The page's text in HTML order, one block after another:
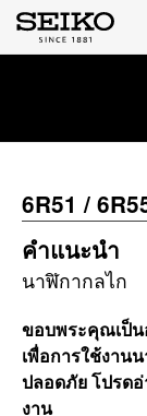
6R51 /
คำแนะนำ
นาฬิกากลไก
ขอบพระคุณเป็น
เพื่อการใช้งาน
ปลอดภัย โปรด
งาน